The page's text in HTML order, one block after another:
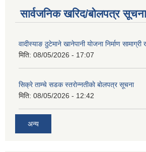
सार्वजनिक खरिद/बोलपत्र सूचना
वादीस्याङ ठुटेमाने खानेपानी याेजना निर्माण
मिति: 08/05/2026 - 17:07
सिक्रे ताम्चे सडक स्तराेन्नतीकाे बाेलपत्र सूचना
मिति: 08/05/2026 - 12:42
अन्य